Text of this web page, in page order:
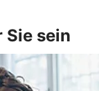
Sie sein